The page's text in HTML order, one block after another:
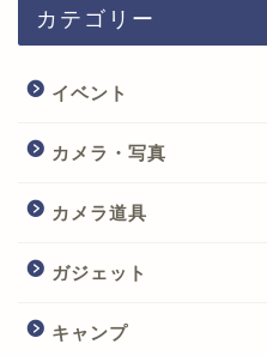
カテゴリー
イベント
カメラ・写真
カメラ道具
ガジェット
キャンプ